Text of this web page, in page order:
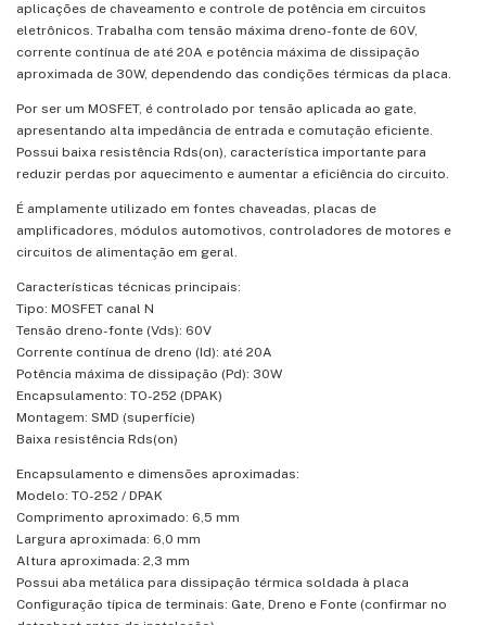
aplicações de chaveamento e controle de potência em circuitos
eletrônicos. Trabalha com tensão máxima dreno-fonte de 60V,
corrente contínua de até 20A e potência máxima de dissipação
aproximada de 30W, dependendo das condições térmicas da placa.
Por ser um MOSFET, é controlado por tensão aplicada ao gate,
apresentando alta impedância de entrada e comutação eficiente.
Possui baixa resistência Rds(on), característica importante para
reduzir perdas por aquecimento e aumentar a eficiência do circuito.
É amplamente utilizado em fontes chaveadas, placas de
amplificadores, módulos automotivos, controladores de motores e
circuitos de alimentação em geral.
Características técnicas principais:
Tipo: MOSFET canal N
Tensão dreno-fonte (Vds): 60V
Corrente contínua de dreno (Id): até 20A
Potência máxima de dissipação (Pd): 30W
Encapsulamento: TO-252 (DPAK)
Montagem: SMD (superfície)
Baixa resistência Rds(on)
Encapsulamento e dimensões aproximadas:
Modelo: TO-252 / DPAK
Comprimento aproximado: 6,5 mm
Largura aproximada: 6,0 mm
Altura aproximada: 2,3 mm
Possui aba metálica para dissipação térmica soldada à placa
Configuração típica de terminais: Gate, Dreno e Fonte (confirmar no